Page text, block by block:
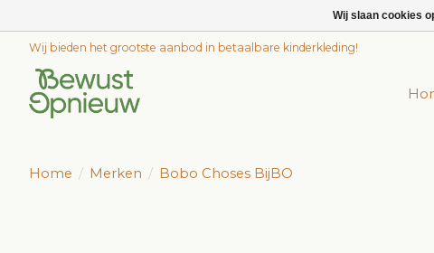
Wij bieden het grootste aanbod in betaalbare kinderkleding!
Home / Merken / Bobo Choses BijBO
Wij slaan cookies